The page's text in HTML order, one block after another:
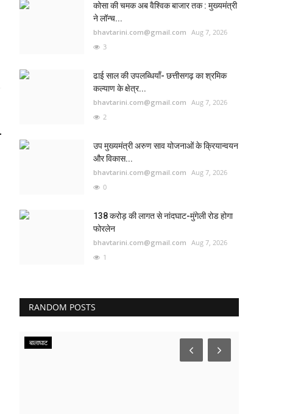
कोसा की चमक अब वैश्विक बाजार तक : मुख्यमंत्री
ने लॉन्च...
bhavtarini.com@gmail.com Aug 7, 2026
3
ढाई साल की उपलब्धियाँ- छत्तीसगढ़ का श्रमिक
कल्याण के क्षेत्र...
bhavtarini.com@gmail.com Aug 7, 2026
2
उप मुख्यमंत्री अरुण साव योजनाओं के क्रियान्वयन
और विकास...
bhavtarini.com@gmail.com Aug 7, 2026
0
138 करोड़ की लागत से नांदघाट-मुंगेली रोड होगा
फोरलेन
bhavtarini.com@gmail.com Aug 7, 2026
1
RANDOM POSTS
बालाघाट